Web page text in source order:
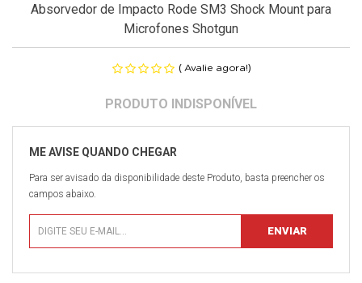
Absorvedor de Impacto Rode SM3 Shock Mount para
Microfones Shotgun
( Avalie agora!)
Para ser avisado da disponibilidade deste Produto, basta preencher os
campos abaixo.